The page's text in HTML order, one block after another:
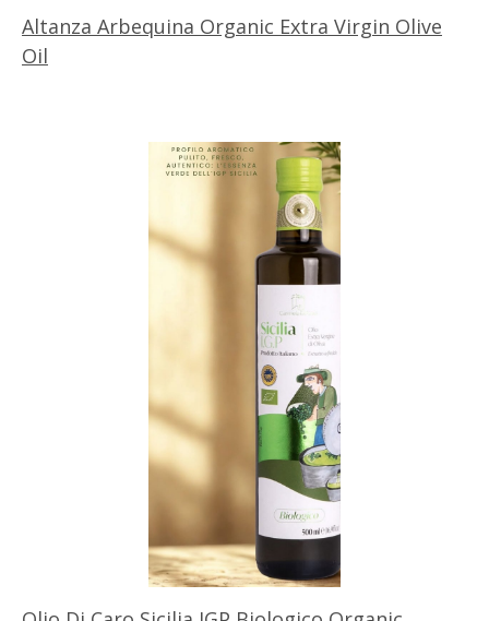
Altanza Arbequina Organic Extra Virgin Olive
Oil